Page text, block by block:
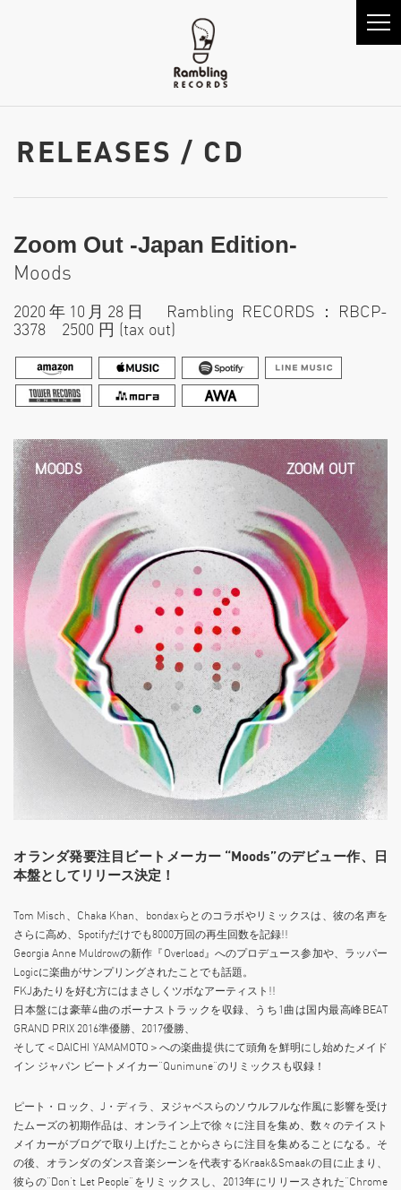
RELEASES / CD
Zoom Out -Japan Edition-
Moods
2020年10月28日 Rambling RECORDS：RBCP-
3378 2500 円 (tax out)
オランダ発要注目ビートメーカー “Moods”のデビュー作、日
本盤としてリリース決定！
Tom Misch、Chaka Khan、bondaxらとのコラボやリミックスは、彼の名声を
さらに高め、Spotifyだけでも8000万回の再生回数を記録!!
Georgia Anne Muldrowの新作『Overload』へのプロデュース参加や、ラッパー
Logicに楽曲がサンプリングされたことでも話題。
FKJあたりを好む方にはまさしくツボなアーティスト!!
日本盤には豪華4曲のボーナストラックを収録、うち1曲は国内最高峰BEAT
GRAND PRIX 2016準優勝、2017優勝、
そして＜DAICHI YAMAMOTO＞への楽曲提供にて頭角を鮮明にし始めたメイド
イン ジャパン ビートメイカー“Qunimune”のリミックスも収録！
ピート・ロック、J・ディラ、ヌジャベスらのソウルフルな作風に影響を受け
たムーズの初期作品は、オンライン上で徐々に注目を集め、数々のテイスト
メイカーがブログで取り上げたことからさらに注目を集めることになる。そ
の後、オランダのダンス音楽シーンを代表するKraak&Smaakの目に止まり、
彼らの”Don’t Let People”をリミックスし、2013年にリリースされた”Chrome